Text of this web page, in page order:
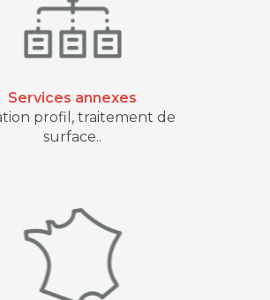
Services annexes
profil, traitement de
surface..